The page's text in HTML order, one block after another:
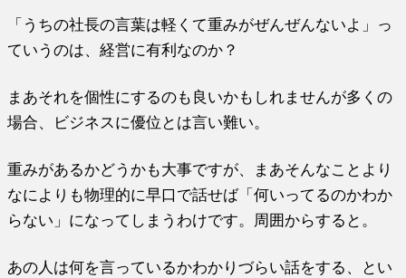
「うちの社長の言葉は軽くて重みがぜんぜんないよ」っ
ていうのは、経営に有利なのか？
まあそれを個性にするのも良いかもしれませんが多くの
場合、ビジネスに優位とは言い難い。
重みがあるかどうかも大事ですが、まあそんなことより
なによりも物理的に早口で話せば「何いってるのかわか
らない」になってしまうわけです。周囲からすると。
あの人は何を言っているかわかりづらい話をする、とい